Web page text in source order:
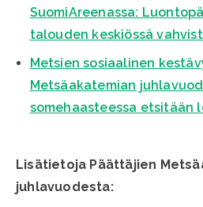
SuomiAreenassa:
talouden keskiössä
Metsien sosiaalinen
Metsäakatemian
somehaasteessa etsitään
Lisätietoja Päättäjien
juhlavuodesta: